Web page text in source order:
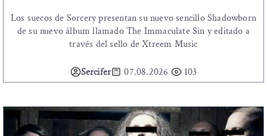
Los suecos de Sorcery presentan su nuevo sencillo Shadowborn
de su nuevo álbum llamado The Immaculate Sin y editado a
través del sello de Xtreem Music
Sercifer 07.08.2026 103